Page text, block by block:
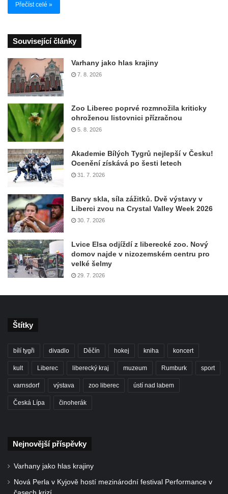
Přečíst celé »
Související články
Varhany jako hlas krajiny
7. 8. 2026
Zoo Liberec poprvé rozmnožila kriticky
ohroženou listovnici přízračnou
5. 8. 2026
Akademie Bílých Tygrů nejlepší v Česku!
Ocenění získává po šesti letech
31. 7. 2026
Barvy skla, síla zážitků. Dvě výstavy v
Liberci zvou na Crystal Valley Week 2026
30. 7. 2026
Lvice Elsa odjíždí z liberecké zoo. Nový
domov najde v nizozemském centru pro
velké šelmy
29. 7. 2026
Štítky
bílí tygři divadlo Děčín hokej kniha koncert
kult Liberec liberecký kraj muzeum Rumburk sport
varnsdorf výstava zoo liberec ústí nad labem
Česká Lípa činoherák
Nejnovější příspěvky
Varhany jako hlas krajiny
Nová Perla v Kyjově hostí mezinárodní festival Performance v